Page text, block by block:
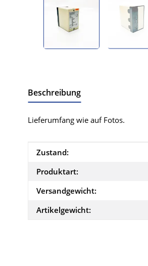
Beschreibung
Lieferumfang wie auf Fotos.
Produkteigenschaft
Wert
Zustand:
Produktart:
Versandgewicht:
Artikelgewicht: